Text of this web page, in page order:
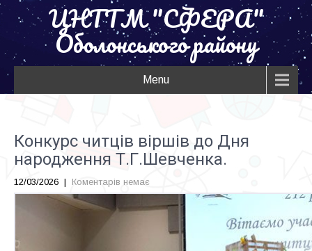
ЦНТТМ "СФЕРА"
Оболонського району
Menu
Конкурс читців віршів до Дня
народження Т.Г.Шевченка.
12/03/2026 | Коментарів немає